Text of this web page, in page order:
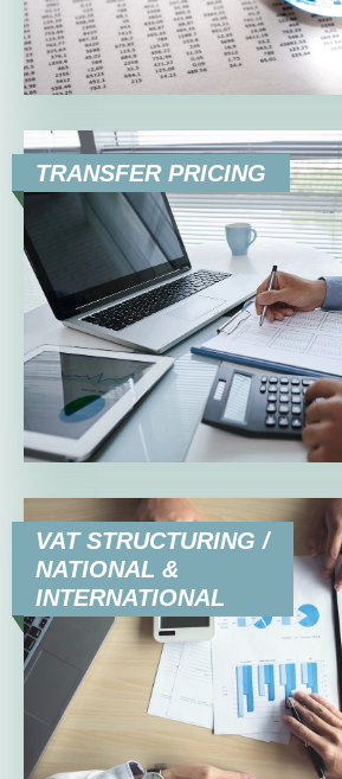
TRANSFER PRICING
VAT STRUCTURING /
NATIONAL &
INTERNATIONAL